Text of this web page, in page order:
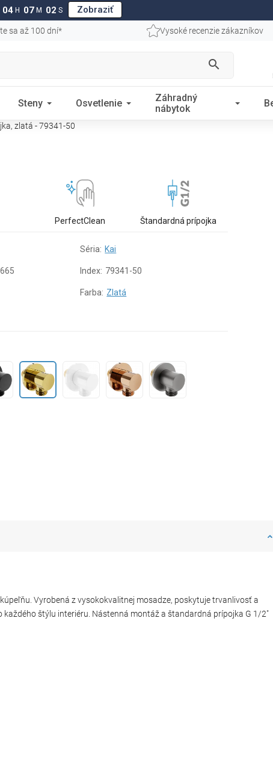
04 H 07 M 01 S Zobraziť
sa až 100 dní* Vysoké recenzie zákazníkov
search
Steny Osvetlenie
Záhradný
nábytok
zlatá - 79341-50
PerfectClean Štandardná prípojka
Séria: Kai
Index: 79341-50
Farba: Zlatá
Vyrobená z vysokokvalitnej mosadze, poskytuje trvanlivosť a
štýlu interiéru. Nástenná montáž a štandardná prípojka G 1/2"